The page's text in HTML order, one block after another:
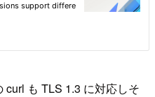
も TLS 1.3 に対応しそ